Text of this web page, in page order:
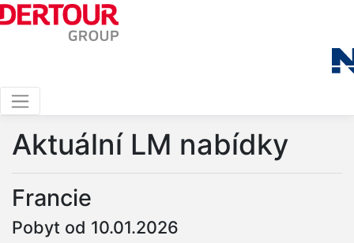
Aktuální LM nabídky
Francie
Pobyt od 10.01.2026